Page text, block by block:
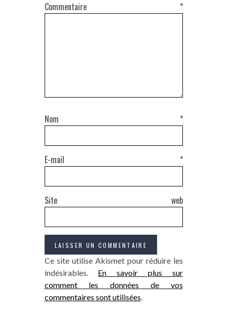
Commentaire *
Nom *
E-mail *
Site web
Ce site utilise Akismet pour réduire les
indésirables. En savoir plus sur
comment les données de vos
commentaires sont utilisées.